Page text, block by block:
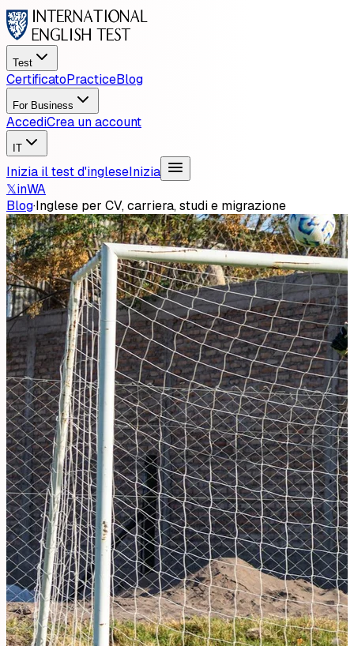
Test
CertificatoPracticeBlog
For Business
AccediCrea un account
IT
Inizia il test d'ingleseInizia
𝕏inWA
Blog·Inglese per CV, carriera, studi e migrazione